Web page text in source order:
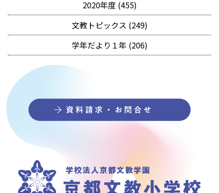
2020年度 (455)
文教トピックス (249)
学年だより１年 (206)